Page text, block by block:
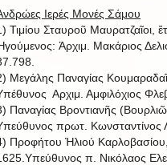
Ιερές Μονές Σάμου
Τιμίου Σταυροῦ Μαυρατζαῖοι,
Ἀρχιμ. Μακάριος
Μεγάλης Παναγίας
Αρχιμ. Αμφιλόχιος
Παναγίας Βροντιανῆς
πρωτ. Κωνσταντίνος
Προφήτου Ἠλιού
π. Νικόλαος